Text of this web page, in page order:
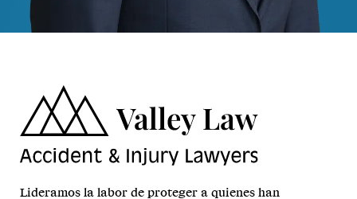
Lideramos la labor de proteger a quienes han